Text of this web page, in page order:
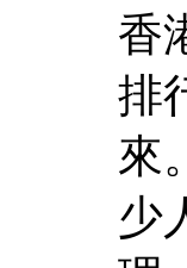
香
排
來
少